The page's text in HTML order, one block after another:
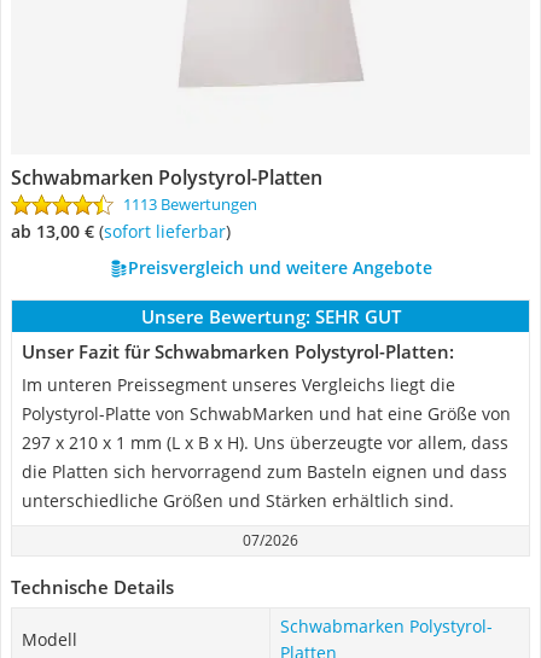
Schwabmarken Polystyrol-Platten
1113 Bewertungen
ab 13,00 € ( Sofort lieferbar)
Preisvergleich und weitere Angebote
Unsere Bewertung: SEHR GUT
Unser Fazit für Schwabmarken Polystyrol-Platten:
Im unteren Preissegment unseres Vergleichs liegt die
Polystyrol-Platte von SchwabMarken und hat eine Größe von
297 x 210 x 1 mm (L x B x H). Uns überzeugte vor allem, dass
die Platten sich hervorragend zum Basteln eignen und dass
unterschiedliche Größen und Stärken erhältlich sind.
07/2026
Technische Details
Modell
Schwabmarken Polystyrol-
Platten